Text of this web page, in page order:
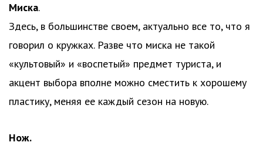
Миска.
Здесь, в большинстве своем, актуально все то, что я
говорил о кружках. Разве что миска не такой
«культовый» и «воспетый» предмет туриста, и
акцент выбора вполне можно сместить к хорошему
пластику, меняя ее каждый сезон на новую.
Нож.